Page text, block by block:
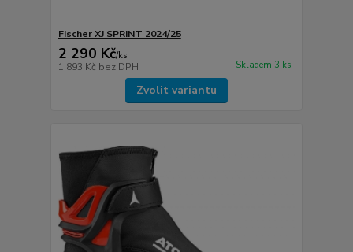
Fischer XJ SPRINT 2024/25
2 290 Kč/ks
1 893 Kč bez DPH Skladem 3 ks
Zvolit variantu